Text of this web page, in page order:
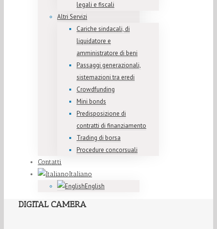
legali e fiscali
Altri Servizi
Cariche sindacali, di
liquidatore e
amministratore di beni
Passaggi generazionali,
sistemazioni tra eredi
Crowdfunding
Mini bonds
Predisposizione di
contratti di finanziamento
Trading di borsa
Procedure concorsuali
Contatti
Italiano
English
DIGITAL CAMERA